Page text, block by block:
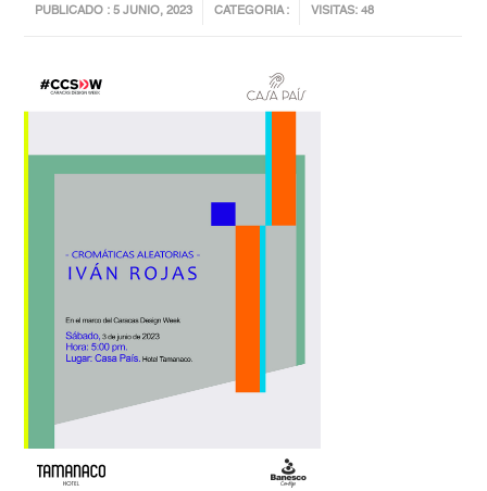
PUBLICADO : 5 JUNIO, 2023 CATEGORIA : VISITAS: 48